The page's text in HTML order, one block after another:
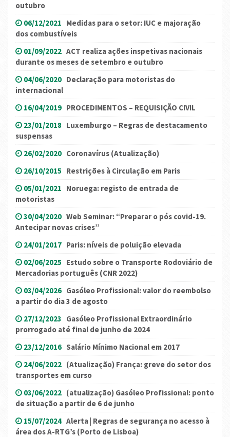
outubro
06/12/2021 Medidas para o setor: IUC e majoração
dos combustíveis
01/09/2022 ACT realiza ações inspetivas nacionais
durante os meses de setembro e outubro
04/06/2020 Declaração para motoristas do
internacional
16/04/2019 PROCEDIMENTOS – REQUISIÇÃO CIVIL
23/01/2018 Luxemburgo – Regras de destacamento
suspensas
26/02/2020 Coronavírus (Atualização)
26/10/2015 Restrições à Circulação em Paris
05/01/2021 Noruega: registo de entrada de
motoristas
30/04/2020 Web Seminar: “Preparar o pós covid-19.
Antecipar novas crises”
24/01/2017 Paris: níveis de poluição elevada
02/06/2025 Estudo sobre o Transporte Rodoviário de
Mercadorias português (CNR 2022)
03/04/2026 Gasóleo Profissional: valor do reembolso
a partir do dia 3 de agosto
27/12/2023 Gasóleo Profissional Extraordinário
prorrogado até final de junho de 2024
23/12/2016 Salário Mínimo Nacional em 2017
24/06/2022 (Atualização) França: greve do setor dos
transportes em curso
03/06/2022 (atualização) Gasóleo Profissional: ponto
de situação a partir de 6 de junho
15/07/2024 Alerta | Regras de segurança no acesso à
área dos A-RTG’s (Porto de Lisboa)